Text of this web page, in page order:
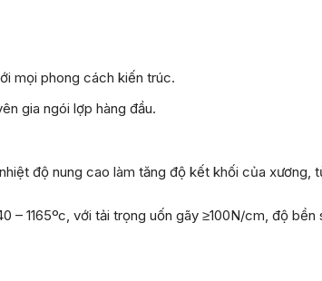
mọi phong cách kiến trúc.
gia ngói lợp hàng đầu.
độ nung cao làm tăng độ kết khối của
– 1165ºc, với tải trọng uốn gãy ≥100N/cm, độ